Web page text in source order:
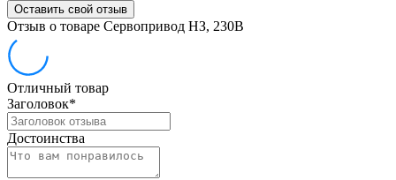
Оставить свой отзыв
Отзыв о товаре Сервопривод НЗ, 230В
Отличный товар
Заголовок*
Достоинства